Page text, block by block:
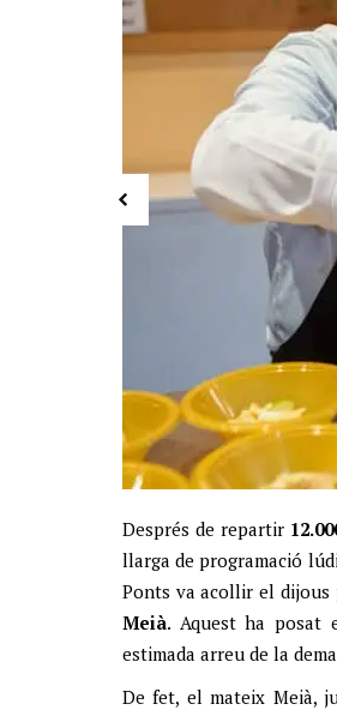
Després de repartir
llarga de programació
Ponts va acollir el dijous
Meià. Aquest ha posat
estimada arreu de la
De fet, el mateix Meià,